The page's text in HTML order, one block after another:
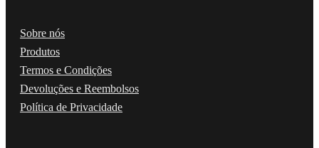
Sobre nós
Produtos
Termos e Condições
Devoluções e Reembolsos
Política de Privacidade